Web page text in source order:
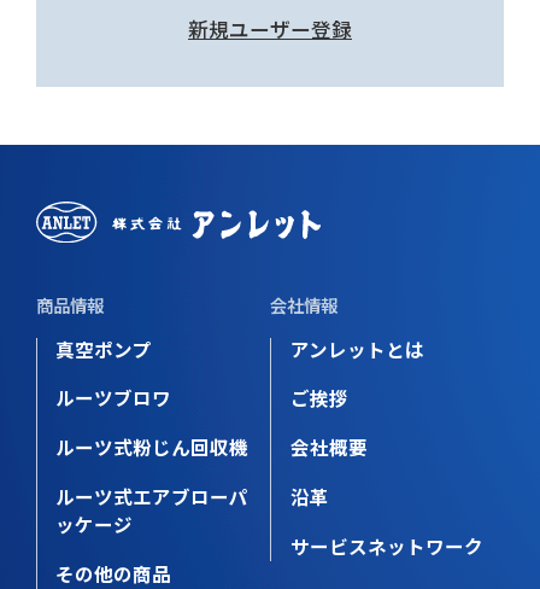
新規ユーザー登録
商品情報
真空ポンプ
ルーツブロワ
ルーツ式粉じん回収機
ルーツ式エアブローパ
ッケージ
その他の商品
会社情報
アンレットとは
ご挨拶
会社概要
沿革
サービスネットワーク